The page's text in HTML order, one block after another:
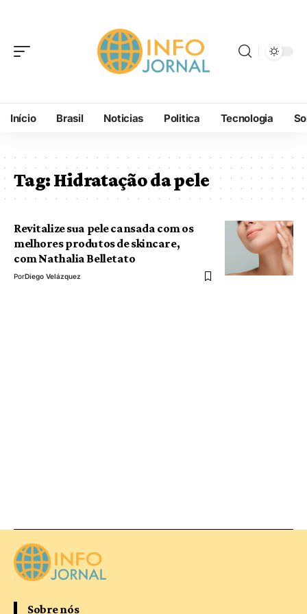
Início Brasil Noticias Politica Tecnologia
Tag:Hidratação da pele
Revitalize sua pele cansada com os
melhores produtos de skincare,
com Nathalia Belletato
PorDiego Velázquez
Sobre nós